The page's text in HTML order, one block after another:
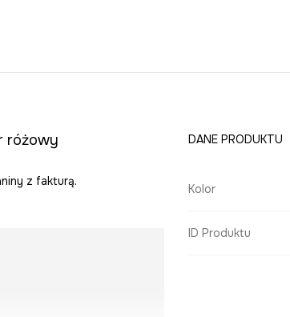
różowy
z fakturą.
DANE PRODUKTU
Kolor
ID Produktu